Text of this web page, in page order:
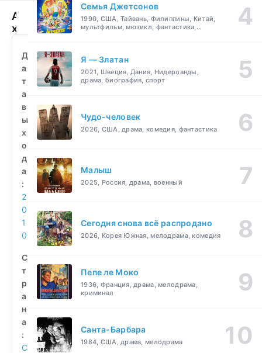
Арктический
хищник
смотреть
бесплатно
Д
а
т
а
в
ы
х
о
д
а
:
2
0
1
0
С
т
р
а
н
а
:
С
Семья Джетсонов
1990, США, Тайвань, Филиппины, Китай,
мультфильм, мюзикл, фантастика,
Я — Златан
2021, Швеция, Дания, Нидерланды,
драма, биография, спорт
Чудо-человек
2026, США, драма, комедия, фантастика
Малыш
2025, Россия, драма, военный
Сегодня снова всё распродано
2026, Корея Южная, мелодрама, комедия
Пепе ле Моко
1936, Франция, драма, мелодрама,
криминал
Санта-Барбара
1984, США, драма, мелодрама